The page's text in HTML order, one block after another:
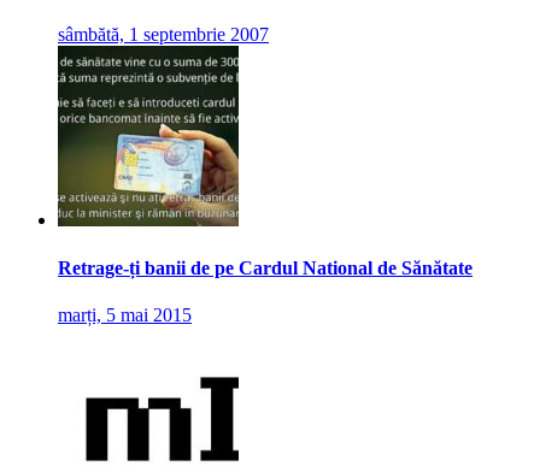
sâmbătă, 1 septembrie 2007
Retrage-ți banii de pe Cardul National de Sănătate
marți, 5 mai 2015